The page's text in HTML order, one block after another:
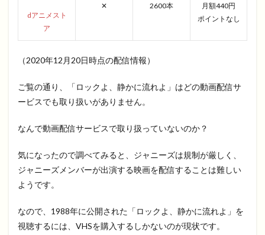
dアニメスト
ア
✕ 2600本
月額440円
ポイントなし
（2020年12月20日時点の配信情報）
ご覧の通り、「ロックよ、静かに流れよ」はどの動画配信サ
ービスでも取り扱いがありません。
なんで動画配信サービスで取り扱っていないのか？
気になったので調べてみると、ジャニーズは規制が厳しく、
ジャニーズメンバーが出演する映画を配信することは難しい
ようです。
なので、1988年に公開された「ロックよ、静かに流れよ」を
視聴するには、VHSを購入するしかないのが現状です。